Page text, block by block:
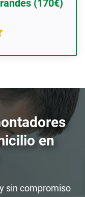
(170€)
en
sin compromiso